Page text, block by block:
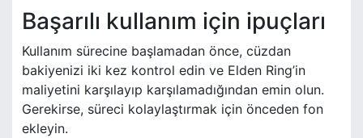
Başarılı kullanım için ipuçları
Kullanım sürecine başlamadan önce, cüzdan
bakiyenizi iki kez kontrol edin ve Elden Ring’in
maliyetini karşılayıp karşılamadığından emin olun.
Gerekirse, süreci kolaylaştırmak için önceden fon
ekleyin.